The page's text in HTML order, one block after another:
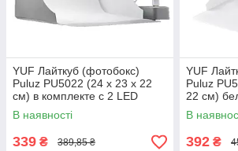
YUF Лайткуб (фотобокс)
Puluz PU5022 (24 х 23 х 22
см) в комплекте с 2 LED
панелями белый
В наявності
339 ₴ 389,85 ₴
YUF
Puluz
22 см)
В
392 ₴